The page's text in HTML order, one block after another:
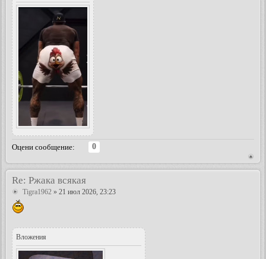
Оцени сообщение:
0
Re: Ржака всякая
Tigra1962 » 21 июл 2026, 23:23
Вложения